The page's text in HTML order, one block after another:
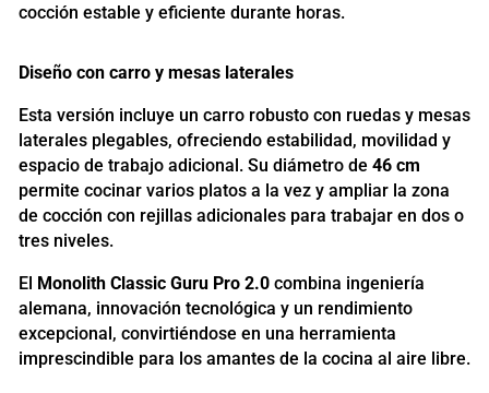
cocción estable y eficiente durante horas.
Diseño con carro y mesas laterales
Esta versión incluye un carro robusto con ruedas y mesas
laterales plegables, ofreciendo estabilidad, movilidad y
espacio de trabajo adicional. Su diámetro de 46 cm
permite cocinar varios platos a la vez y ampliar la zona
de cocción con rejillas adicionales para trabajar en dos o
tres niveles.
El Monolith Classic Guru Pro 2.0combina ingeniería
alemana, innovación tecnológica y un rendimiento
excepcional, convirtiéndose en una herramienta
imprescindible para los amantes de la cocina al aire libre.